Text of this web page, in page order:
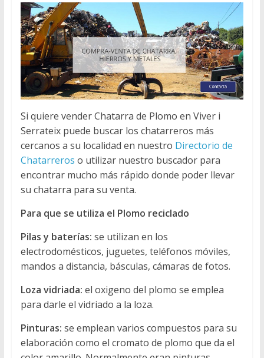
Si quiere vender Chatarra de Plomo en Viver i
Serrateix puede buscar los chatarreros más
cercanos a su localidad en nuestro Directorio de
Chatarreros o utilizar nuestro buscador para
encontrar mucho más rápido donde poder llevar
su chatarra para su venta.
Para que se utiliza el Plomo reciclado
Pilas y baterías: se utilizan en los
electrodomésticos, juguetes, teléfonos móviles,
mandos a distancia, básculas, cámaras de fotos.
Loza vidriada: el oxigeno del plomo se emplea
para darle el vidriado a la loza.
Pinturas: se emplean varios compuestos para su
elaboración como el cromato de plomo que da el